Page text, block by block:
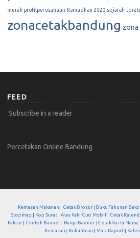
murah profilperusahaan Ramadhan 2020 sejarah
zonacetakbandung zona
FEED
Subscribe in a reader
Percetakan Online Bandung
Kemasan Makanan Cetak Brosur Buku Tahunan
Stopmap
Kop Surat| Alas Kaki Cuci Mobil| Cetak
Faktur
Contoh Banner Harga Banner Cetak Kartu Nama
Kemasan
Buku Yasin Map Raport|